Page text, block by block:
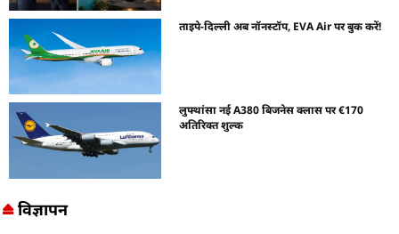
ताइपे-दिल्ली अब नॉनस्टॉप, EVA Air पर बुक करें!
लुफ्थांसा नई A380 बिजनेस क्लास पर €170
अतिरिक्त शुल्क
विज्ञापन